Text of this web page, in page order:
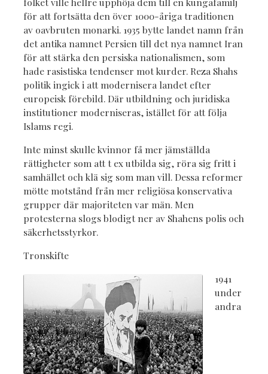
för att fortsätta den över 1000-åriga traditionen
av oavbruten monarki. 1935 bytte landet namn från
det antika namnet Persien till det nya namnet Iran
för att stärka den persiska nationalismen, som
hade rasistiska tendenser mot kurder. Reza Shahs
politik ingick i att modernisera landet efter
europeisk förebild. Där utbildning och juridiska
institutioner moderniseras, istället för att följa
Islams regi.
Inte minst skulle kvinnor få mer jämställda
rättigheter som att t ex utbilda sig, röra sig fritt i
samhället och klä sig som man vill. Dessa reformer
mötte motstånd från mer religiösa konservativa
grupper där majoriteten var män. Men
protesterna slogs blodigt ner av Shahens polis och
säkerhetsstyrkor.
Tronskifte
1941
under
andra